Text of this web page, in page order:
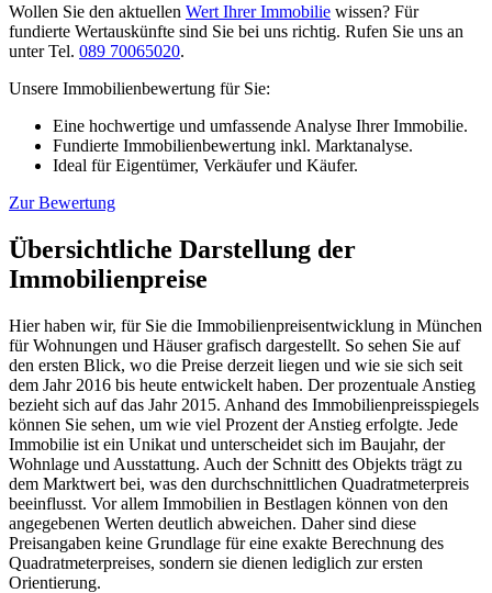
Wollen Sie den aktuellen Wert Ihrer Immobilie wissen? Für
fundierte Wertauskünfte sind Sie bei uns richtig. Rufen Sie uns an
unter Tel. 089 70065020.
Unsere Immobilienbewertung für Sie:
Eine hochwertige und umfassende Analyse Ihrer Immobilie.
Fundierte Immobilienbewertung inkl. Marktanalyse.
Ideal für Eigentümer, Verkäufer und Käufer.
Zur Bewertung
Übersichtliche Darstellung der
Immobilienpreise
Hier haben wir, für Sie die Immobilienpreisentwicklung in München
für Wohnungen und Häuser grafisch dargestellt. So sehen Sie auf
den ersten Blick, wo die Preise derzeit liegen und wie sie sich seit
dem Jahr 2016 bis heute entwickelt haben. Der prozentuale Anstieg
bezieht sich auf das Jahr 2015. Anhand des Immobilienpreisspiegels
können Sie sehen, um wie viel Prozent der Anstieg erfolgte. Jede
Immobilie ist ein Unikat und unterscheidet sich im Baujahr, der
Wohnlage und Ausstattung. Auch der Schnitt des Objekts trägt zu
dem Marktwert bei, was den durchschnittlichen Quadratmeterpreis
beeinflusst. Vor allem Immobilien in Bestlagen können von den
angegebenen Werten deutlich abweichen. Daher sind diese
Preisangaben keine Grundlage für eine exakte Berechnung des
Quadratmeterpreises, sondern sie dienen lediglich zur ersten
Orientierung.